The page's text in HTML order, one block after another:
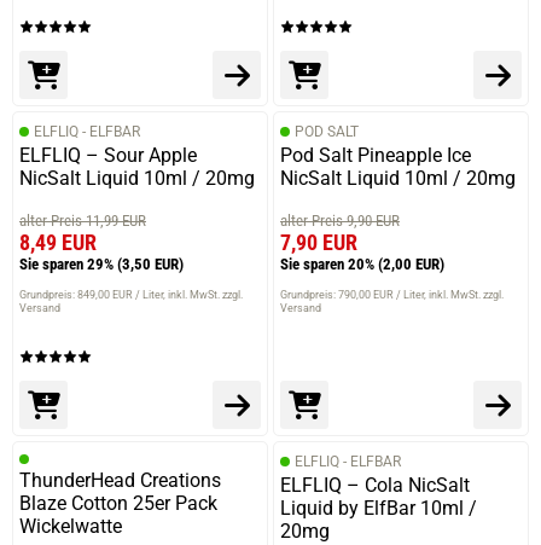
ELFLIQ - ELFBAR
ELFLIQ – Sour Apple
NicSalt Liquid 10ml / 20mg
alter Preis 11,99 EUR
8,49 EUR
Sie sparen 29% (3,50 EUR)
Grundpreis: 849,00 EUR / Liter inkl. MwSt. zzgl.
Versand
POD SALT
Pod Salt Pineapple Ice
NicSalt Liquid 10ml / 20mg
alter Preis 9,90 EUR
7,90 EUR
Sie sparen 20% (2,00 EUR)
Grundpreis: 790,00 EUR / Liter inkl. MwSt. zzgl.
Versand
ThunderHead Creations
Blaze Cotton 25er Pack
Wickelwatte
ELFLIQ - ELFBAR
ELFLIQ – Cola NicSalt
Liquid by ElfBar 10ml /
20mg